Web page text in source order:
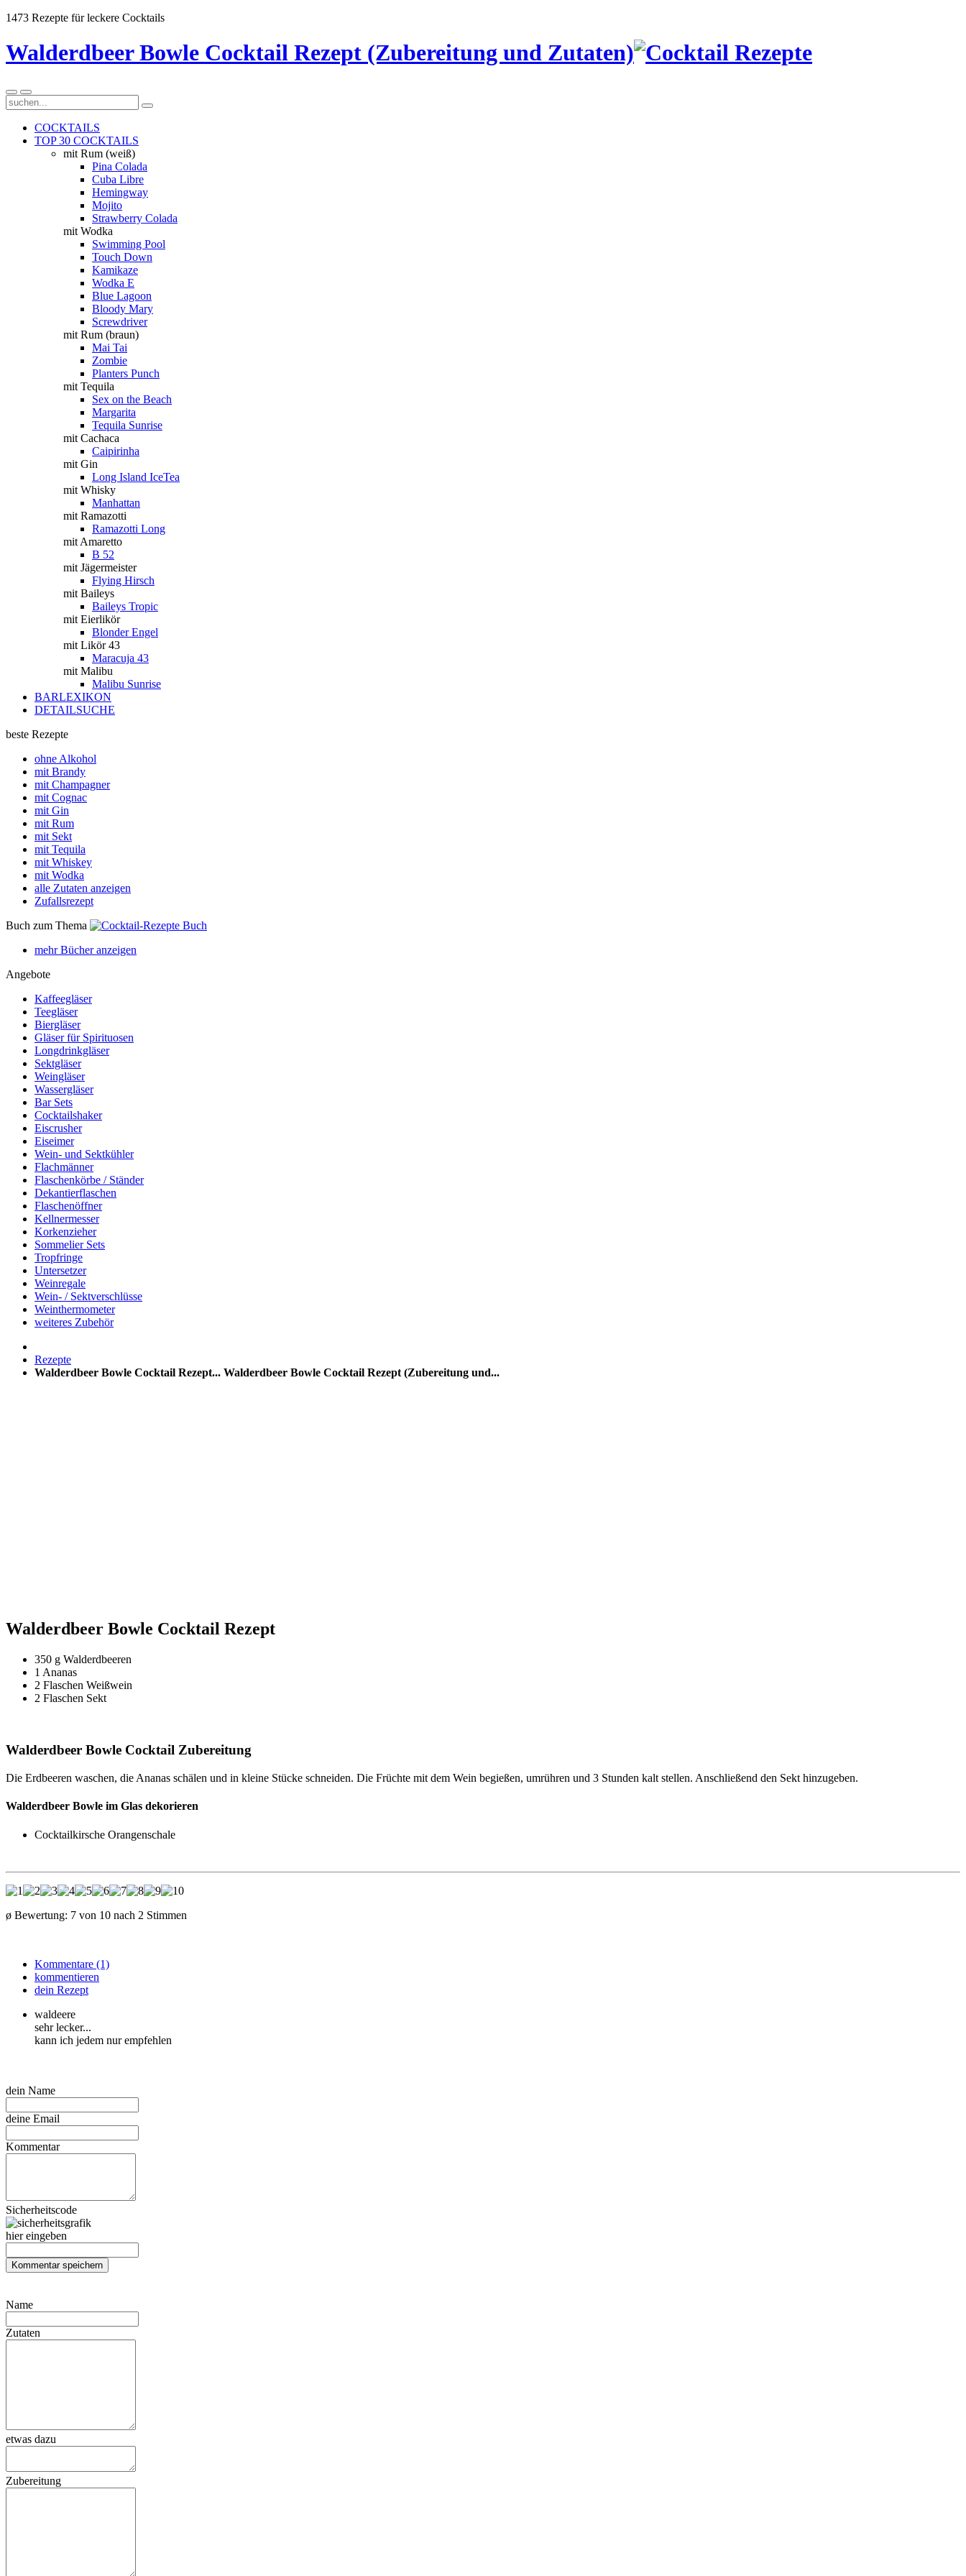
1473 Rezepte für leckere Cocktails
Walderdbeer Bowle Cocktail Rezept (Zubereitung und Zutaten)
COCKTAILS
TOP 30 COCKTAILS
mit Rum (weiß)
Pina Colada
Cuba Libre
Hemingway
Mojito
Strawberry Colada
mit Wodka
Swimming Pool
Touch Down
Kamikaze
Wodka E
Blue Lagoon
Bloody Mary
Screwdriver
mit Rum (braun)
Mai Tai
Zombie
Planters Punch
mit Tequila
Sex on the Beach
Margarita
Tequila Sunrise
mit Cachaca
Caipirinha
mit Gin
Long Island IceTea
mit Whisky
Manhattan
mit Ramazotti
Ramazotti Long
mit Amaretto
B 52
mit Jägermeister
Flying Hirsch
mit Baileys
Baileys Tropic
mit Eierlikör
Blonder Engel
mit Likör 43
Maracuja 43
mit Malibu
Malibu Sunrise
BARLEXIKON
DETAILSUCHE
beste Rezepte
ohne Alkohol
mit Brandy
mit Champagner
mit Cognac
mit Gin
mit Rum
mit Sekt
mit Tequila
mit Whiskey
mit Wodka
alle Zutaten anzeigen
Zufallsrezept
Buch zum Thema
mehr Bücher anzeigen
Angebote
Kaffeegläser
Teegläser
Biergläser
Gläser für Spirituosen
Longdrinkgläser
Sektgläser
Weingläser
Wassergläser
Bar Sets
Cocktailshaker
Eiscrusher
Eiseimer
Wein- und Sektkühler
Flachmänner
Flaschenkörbe / Ständer
Dekantierflaschen
Flaschenöffner
Kellnermesser
Korkenzieher
Sommelier Sets
Tropfringe
Untersetzer
Weinregale
Wein- / Sektverschlüsse
Weinthermometer
weiteres Zubehör
Rezepte
Walderdbeer Bowle Cocktail Rezept... Walderdbeer Bowle Cocktail Rezept (Zubereitung und...
Walderdbeer Bowle Cocktail Rezept
350 g Walderdbeeren
1 Ananas
2 Flaschen Weißwein
2 Flaschen Sekt
Walderdbeer Bowle Cocktail Zubereitung
Die Erdbeeren waschen, die Ananas schälen und in kleine Stücke schneiden. Die Früchte mit dem Wein begießen, umrühren und 3 Stunden kalt stellen. Anschließend den Sekt hinzugeben.
Walderdbeer Bowle im Glas dekorieren
Cocktailkirsche Orangenschale
ø Bewertung: 7 von 10 nach 2 Stimmen
Kommentare (1)
kommentieren
dein Rezept
waldeere
sehr lecker...
kann ich jedem nur empfehlen
dein Name
deine Email
Kommentar
Sicherheitscode
hier eingeben
Name
Zutaten
etwas dazu
Zubereitung